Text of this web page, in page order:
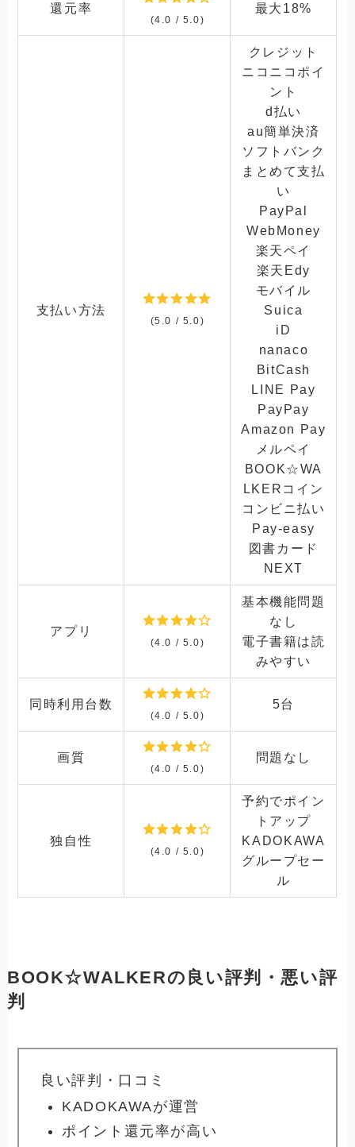
還元率
(4.0 / 5.0)
最大18%
支払い方法
(5.0 / 5.0)
クレジット
ニコニコポイ
ント
d払い
au簡単決済
ソフトバンク
まとめて支払
い
PayPal
WebMoney
楽天ペイ
楽天Edy
モバイル
Suica
iD
nanaco
BitCash
LINE Pay
PayPay
Amazon Pay
メルペイ
BOOK☆WA
LKERコイン
コンビニ払い
Pay-easy
図書カード
NEXT
アプリ
(4.0 / 5.0)
基本機能問題
なし
電子書籍は読
みやすい
同時利用台数
(4.0 / 5.0)
5台
画質
(4.0 / 5.0)
問題なし
独自性
(4.0 / 5.0)
予約でポイン
トアップ
KADOKAWA
グループセー
ル
BOOK☆WALKERの良い評判・悪い評
判
良い評判・口コミ
KADOKAWAが運営
ポイント還元率が高い